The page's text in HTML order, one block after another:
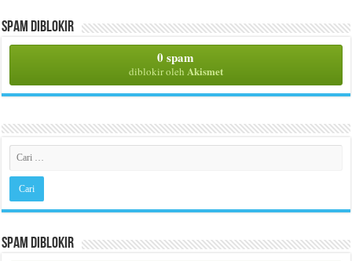
Spam Diblokir
0 spam
diblokir oleh Akismet
Spam Diblokir